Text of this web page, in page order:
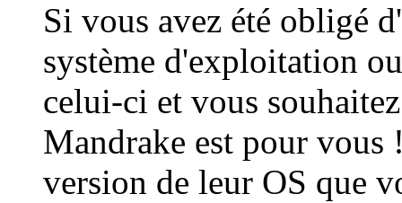
Si vous avez été obligé
système d'exploitation
celui-ci et vous
Mandrake est pour
version de leur OS que